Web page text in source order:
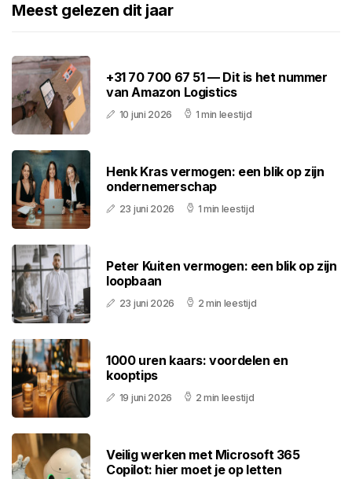
Meest gelezen dit jaar
+31 70 700 67 51 — Dit is het nummer
van Amazon Logistics
10 juni 2026 1 min leestijd
Henk Kras vermogen: een blik op zijn
ondernemerschap
23 juni 2026 1 min leestijd
Peter Kuiten vermogen: een blik op zijn
loopbaan
23 juni 2026 2 min leestijd
1000 uren kaars: voordelen en
kooptips
19 juni 2026 2 min leestijd
Veilig werken met Microsoft 365
Copilot: hier moet je op letten